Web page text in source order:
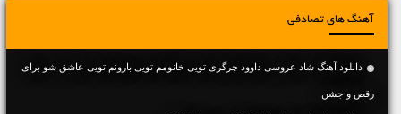
آهنگ های تصادفی
دانلود آهنگ شاد عروسی داوود چرگری تویی خانومم تویی بارونم تویی عاشق شو برای
رقص و جشن